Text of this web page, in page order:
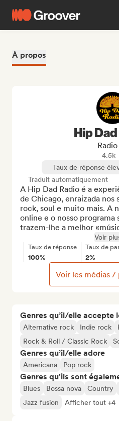
À propos
Genres qu’il/elle accepte
Alternative rock Indie rock
Rock & Roll / Classic Rock
Genres qu’il/elle adore
Americana Pop rock
Genres qu'ils sont
Blues Bossa nova Country
Jazz fusion
Afficher tout +4
Hip
Radio
4.5k
Taux de réponse
Traduit automatiquement
A Hip Dad Radio é a
de Chicago, enraizada nos
rock, soul e muito mais. A
online e o nosso programa
trazem-lhe a melhor
Voir
Taux de réponse
100%
Taux de
2%
Voir les médias /